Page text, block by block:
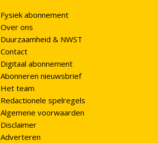
Fysiek abonnement
Over ons
Duurzaamheid & NWST
Contact
Digitaal abonnement
Abonneren nieuwsbrief
Het team
Redactionele spelregels
Algemene voorwaarden
Disclaimer
Adverteren